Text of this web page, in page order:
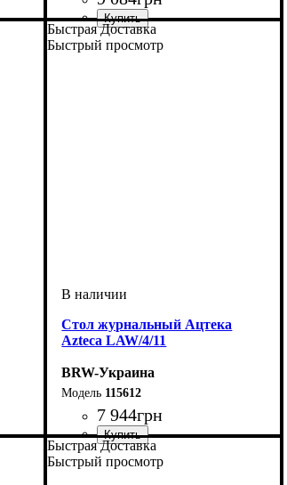
ширина, мм: 1050
высота, мм: 840
глубина, мм: 410
Быстрая Доставка
Быстрый просмотр
Стол журнальный Ацтека
Azteca LAW/4/11
BRW-Украина
115612
7 944грн
ширина, мм: 1100
высота, мм: 650
глубина, мм: 400
Быстрая Доставка
Быстрый просмотр